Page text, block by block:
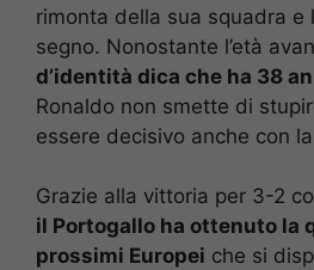
rimonta della sua squadra e
segno. Nonostante l’età
d’identità dica che ha 38
Ronaldo non smette di
essere decisivo anche con
Grazie alla vittoria per 3-2
il Portogallo ha ottenuto la
prossimi Europei che si